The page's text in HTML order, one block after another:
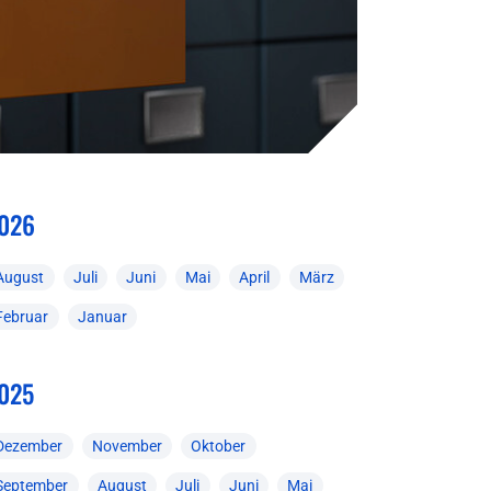
Juli Juni Mai April März
Januar
November Oktober
August Juli Juni Mai